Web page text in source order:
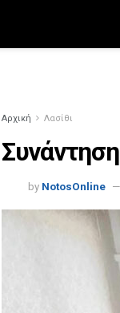
Αρχική Λασίθι
by NotosOnline